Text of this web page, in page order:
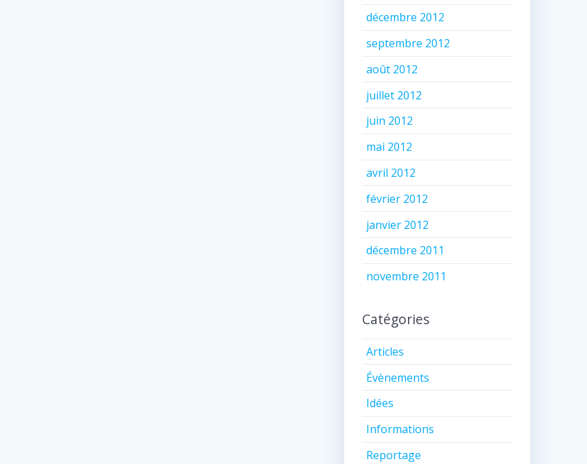
décembre 2012
septembre 2012
août 2012
juillet 2012
juin 2012
mai 2012
avril 2012
février 2012
janvier 2012
décembre 2011
novembre 2011
Catégories
Articles
Évènements
Idées
Informations
Reportage